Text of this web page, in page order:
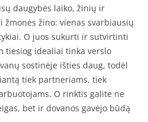
daugybės laiko, žinių ir
žmonės žino: vienas svarbiausių
O juos sukurti ir sutvirtinti
tiesiog idealiai tinka verslo
sostinėje išties daug, todėl
tiek partneriams, tiek
O rinktis galite ne
bet ir dovanos gavėjo būdą